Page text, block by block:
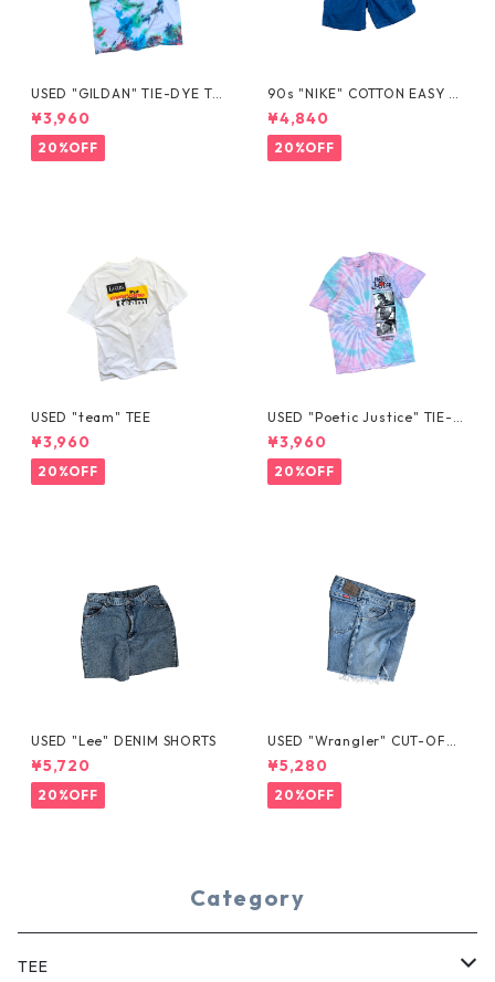
USED "GILDAN" TIE-DYE TE
E
¥3,960
20%OFF
90s "NIKE" COTTON EASY S
HORTS
¥4,840
20%OFF
USED "team" TEE
¥3,960
20%OFF
USED "Poetic Justice" TIE-D
YE TEE
¥3,960
20%OFF
USED "Lee" DENIM SHORTS
¥5,720
20%OFF
USED "Wrangler" CUT-OFF
DENIM SHORTS
¥5,280
20%OFF
Category
TEE